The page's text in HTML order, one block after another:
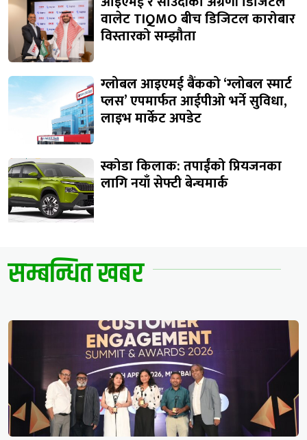
वालेट TIQMO बीच डिजिटल कारोबार
विस्तारको सम्झौता
ग्लोबल आइएमई बैंकको ‘ग्लोबल स्मार्ट
प्लस’ एपमार्फत आईपीओ भर्ने सुविधा,
लाइभ मार्केट अपडेट
स्कोडा किलाक: तपाईंको प्रियजनका
लागि नयाँ सेफ्टी बेन्चमार्क
सम्बन्धित खबर